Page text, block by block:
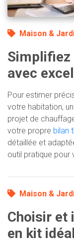
Maison &
Simplifiez
avec excel
Pour estimer
votre habitation,
projet de
votre propre bilan
détaillée et
outil pratique pour
Maison &
Choisir et
en kit